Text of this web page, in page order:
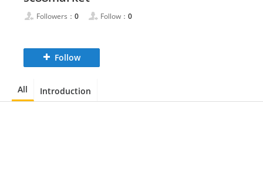
Followers： 0 Follow： 0
Follow
All Introduction